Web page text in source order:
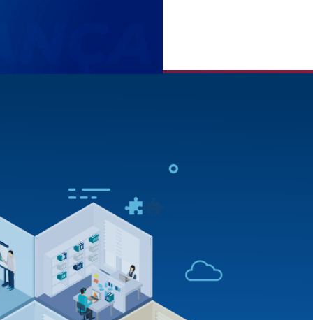
+ Gestão Operacional
medida em que o
controla toda a
do dia a dia